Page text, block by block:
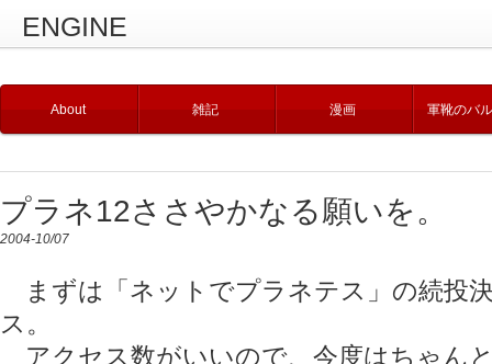
ENGINE
About 雑記 漫画 軍靴のバ
プラネ12ささやかなる願いを。
2004-10/07
まずは「ネットでプラネテス」の続投
ス。
アクセス数がいいので、今度はちゃん